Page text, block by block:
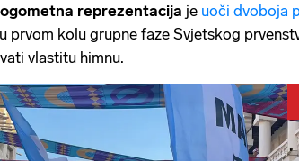
reprezentacija je uoči dvoboja
u prvom kolu grupne faze Svjetskog
vlastitu himnu.